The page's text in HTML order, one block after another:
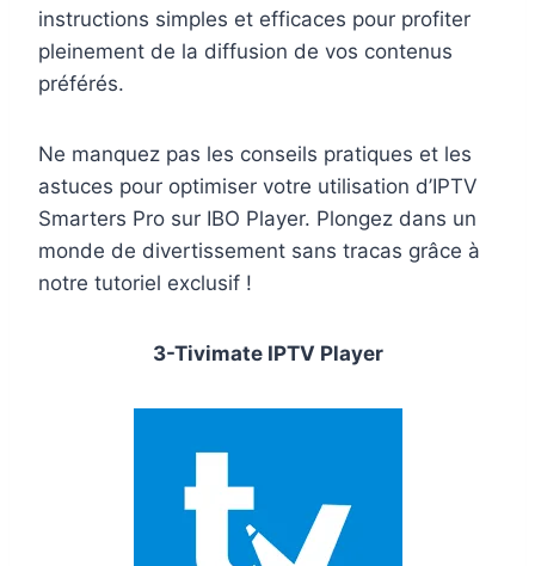
instructions simples et efficaces pour profiter
pleinement de la diffusion de vos contenus
préférés.
Ne manquez pas les conseils pratiques et les
astuces pour optimiser votre utilisation d’IPTV
Smarters Pro sur IBO Player. Plongez dans un
monde de divertissement sans tracas grâce à
notre tutoriel exclusif !
3-Tivimate IPTV Player